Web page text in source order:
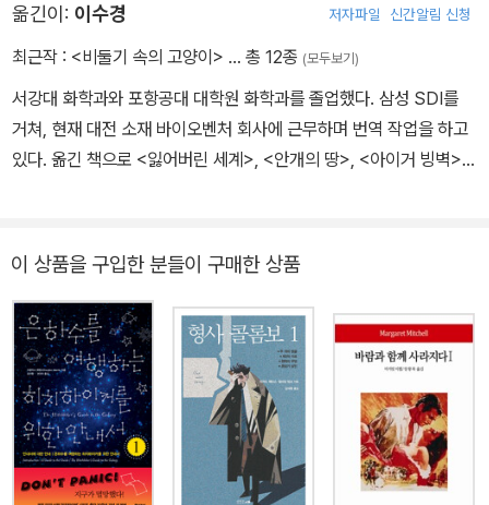
뒤 햄프셔에서 안과의로 개업했다. 1887년 첫 소설 『주홍색 연구』를
출간했고 1891년부터 『셜록 홈즈의 모험 』을 《스트랜드 매거진》에
는 1920년대에 세계에서 가장 비싼 고료를 받는 작가 중 한 명이 되
었다. 그러나 홈즈 소설에 싫증을 느끼게 되어 『마지막 사건』에서 홈
즈를 죽임으로써 그 시리즈를 끝내게 된다. 남아프리카 전쟁(1899~
로 돌아와 기사 작위를 수여받았다. 그 후 『빈집』에서 오래 전 죽은 주
1906년 하원의원에 출마했으나 낙선했고, 다음해 그의 아내가 지병
으로 사망했으며, 얼마 지나지 않아 진 레키와 재혼했다. 1차 세계대
전에 참전한 그의 아들이 솜 전투에서 입은 부상 후유증으로 사망하
자 큰 실의에 빠졌다. 1927년 그의 마지막 책 『셜록 홈즈 사건집』이
출간되었고, 1930년 심장병으로 사망했다.
옮긴이: 이수경 저자파일 신간알림 신청
최근작 : <비둘기 속의 고양이> … 총 12종 (모두보기)
서강대 화학과와 포항공대 대학원 화학과를 졸업했다. 삼성 SDI를
거쳐, 현재 대전 소재 바이오벤처 회사에 근무하며 번역 작업을 하고
있다. 옮긴 책으로 <잃어버린 세계>, <안개의 땅>, <아이거 빙벽>,
이 상품을 구입한 분들이 구매한 상품